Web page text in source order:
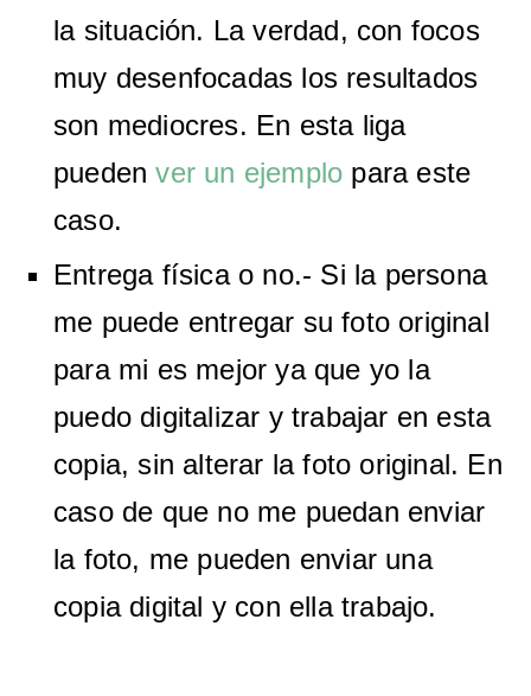
la situación. La verdad, con focos
muy desenfocadas los resultados
son mediocres. En esta liga
puedenver un ejemplo para este
caso.
Entrega física o no.- Si la persona
me puede entregar su foto original
para mi es mejor ya que yo la
puedo digitalizar y trabajar en esta
copia, sin alterar la foto original. En
caso de que no me puedan enviar
la foto, me pueden enviar una
copia digital y con ella trabajo.